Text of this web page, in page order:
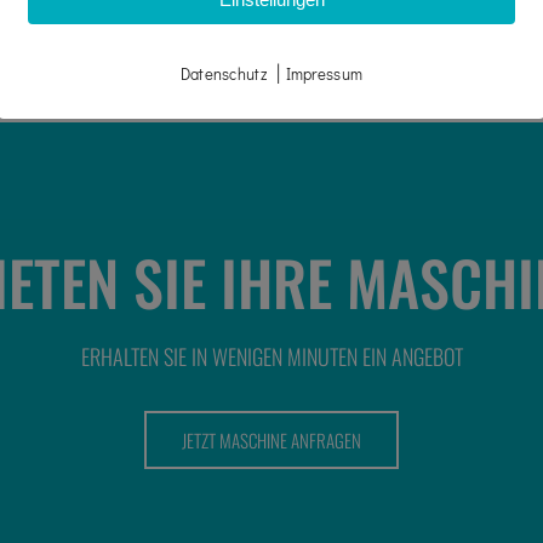
SIE IHRE
ERHALTEN SIE IN WENIGEN MINUTEN EIN ANGEBOT
JETZT MASCHINE ANFRAGEN
Datenschutz| Impressum